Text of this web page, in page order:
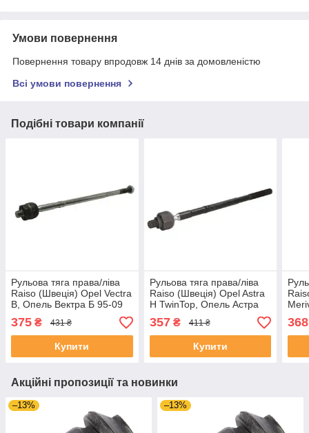
Умови повернення
Повернення товару впродовж 14 днів за домовленістю
Всі умови повернення
Подібні товари компанії
Рульова тяга права/ліва
Raiso (Швеція) Opel Vectra
B, Опель Вектра Б 95-09
#RL-160198O UANKXIG4
375 ₴ 431 ₴
Купити
Рульова тяга права/ліва
Raiso (Швеція) Opel Astra
H TwinTop, Опель Астра
Аш 04- #RL-931229O
UAEIRYS4
357₴ 411 ₴
Купити
03-
368
Акційні пропозиції та новинки
–13% –13%